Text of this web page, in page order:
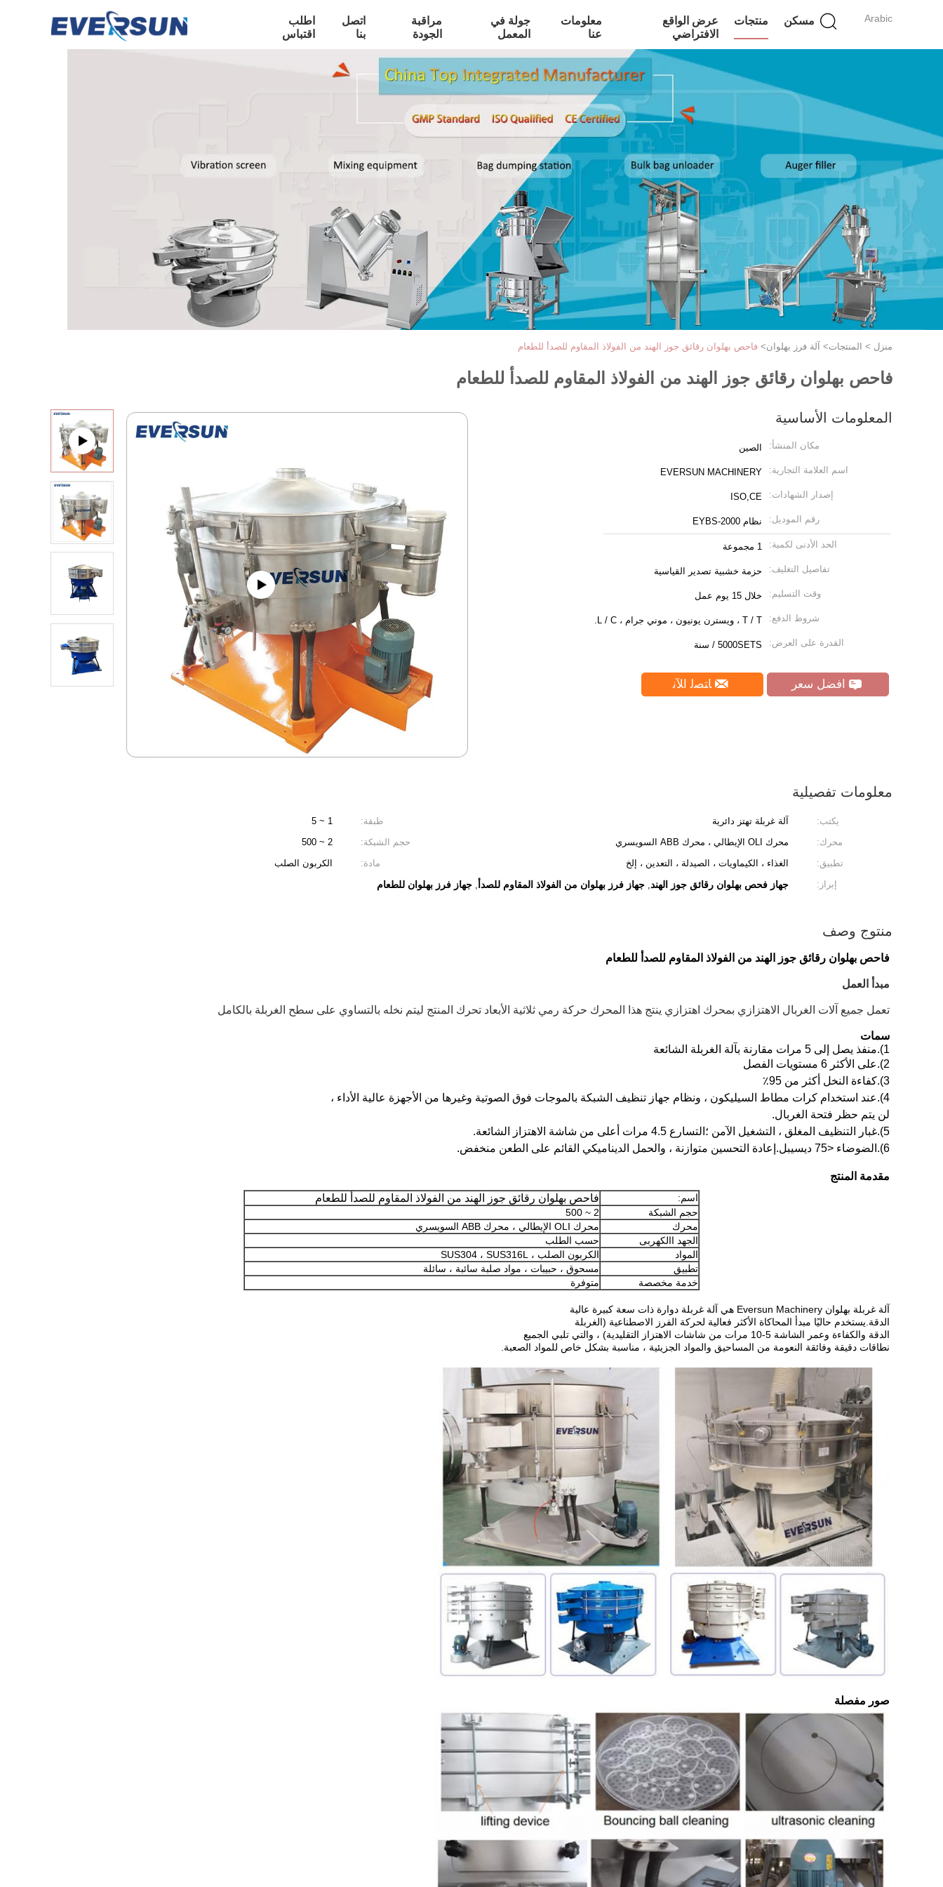
Arabic مسكن منتجات
عرض الواقع
الافتراضي
معلومات
عنا
جولة في
المعمل
مراقبة
الجودة
اتصل
بنا
اطلب
اقتباس
منزل > المنتجات> آلة فرز بهلوان> فاحص بهلوان رقائق جوز الهند من الفولاذ المقاوم للصدأ للطعام
فاحص بهلوان رقائق جوز الهند من الفولاذ المقاوم للصدأ للطعام
المعلومات الأساسية
مكان المنشأ: الصين
اسم العلامة التجارية: EVERSUN MACHINERY
إصدار الشهادات: ISO,CE
رقم الموديل: نظام EYBS-2000
الحد الأدنى لكمية: 1 مجموعة
تفاصيل التغليف: حزمة خشبية تصدير القياسية
وقت التسليم: خلال 15 يوم عمل
شروط الدفع: T / T ، ويسترن يونيون ، موني جرام ، L / C.
القدرة على العرض: 5000SETS / سنة
افضل سعر ﺎﺘﺼﻟ ﺍﻶﻧ
معلومات تفصيلية
يكتب: آلة غربلة تهتز دائرية طبقة:
1 ~ 5
محرك:
محرك OLI الإيطالي ، محرك ABB السويسري حجم الشبكة:
2 ~ 500
تطبيق:
الغذاء ، الكيماويات ، الصيدلة ، التعدين ، إلخ مادة:
الكربون الصلب
إبراز:
جهاز فحص بهلوان رقائق جوز الهند, جهاز فرز بهلوان من الفولاذ المقاوم للصدأ , جهاز فرز بهلوان للطعام
منتوج وصف
فاحص بهلوان رقائق جوز الهند من الفولاذ المقاوم للصدأ للطعام
مبدأ العمل
تعمل جميع آلات الغربال الاهتزازي بمحرك اهتزازي ينتج هذا المحرك حركة رمي ثلاثية الأبعاد تحرك المنتج ليتم نخله بالتساوي على سطح الغربلة بالكامل
سمات
1).منفذ يصل إلى 5 مرات مقارنة بآلة الغربلة الشائعة
2).على الأكثر 6 مستويات الفصل
3).كفاءة النخل أكثر من 95٪
4).عند استخدام كرات مطاط السيليكون ، ونظام جهاز تنظيف الشبكة بالموجات فوق الصوتية وغيرها من الأجهزة عالية الأداء ،
لن يتم حظر فتحة الغربال.
5).غبار التنظيف المغلق ، التشغيل الآمن ؛التسارع 4.5 مرات أعلى من شاشة الاهتزاز الشائعة.
6).الضوضاء <75 ديسيبل.إعادة التحسين متوازنة ، والحمل الديناميكي القائم على الطعن منخفض.
مقدمة المنتج
اسم: فاحص بهلوان رقائق جوز الهند من الفولاذ المقاوم للصدأ للطعام
حجم الشبكة
2 ~ 500
محرك
محرك OLI الإيطالي ، محرك ABB السويسري
الجهد االكهربى
حسب الطلب
المواد
الكربون الصلب ، SUS304 ، SUS316L
تطبيق
مسحوق ، حبيبات ، مواد صلبة سائبة ، سائلة
خدمة مخصصة
متوفرة
آلة غربلة بهلوان Eversun Machinery هي آلة غربلة دوارة ذات سعة كبيرة عالية
الدقة.يستخدم حاليًا مبدأ المحاكاة الأكثر فعالية لحركة الفرز الاصطناعية (الغربلة
الدقة والكفاءة وعمر الشاشة 5-10 مرات من شاشات الاهتزاز التقليدية) ، والتي تلبي الجميع
نطاقات دقيقة وفائقة النعومة من المساحيق والمواد الجزيئية ، مناسبة بشكل خاص للمواد الصعبة.
صور مفصلة